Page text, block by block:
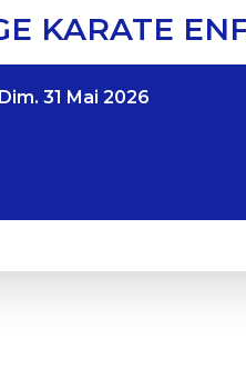
KARATE
Dim. 31 Mai 2026